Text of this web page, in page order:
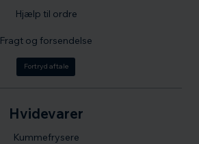
Hvidevarer
Kummefrysere
Hjælp til ordre
Fragt og forsendelse
Fortryd aftale